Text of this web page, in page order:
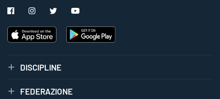
DISCIPLINE
FEDERAZIONE